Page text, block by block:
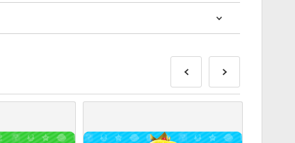
kodów cyfrowych jest szybkie i proste:
do użytku komercyjnego nie będą akceptowane.